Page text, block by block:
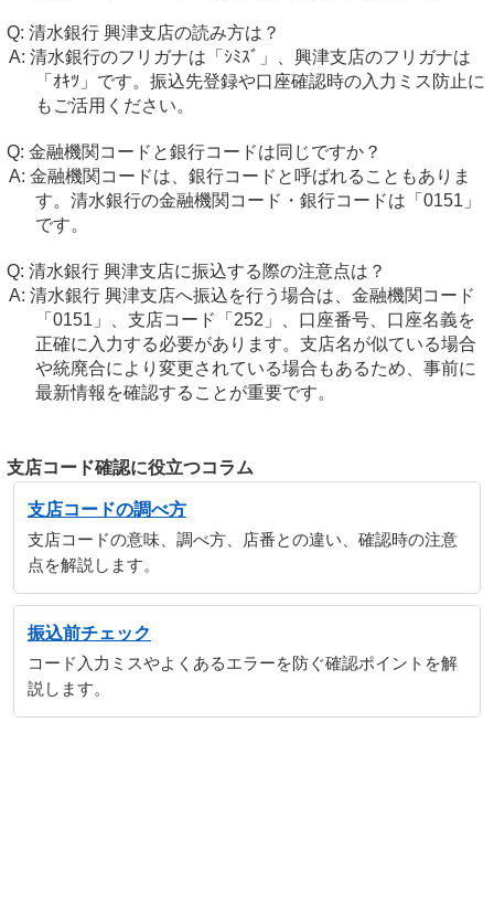
清水銀行 興津支店の読み方は？
清水銀行のフリガナは「ｼﾐｽﾞ」、興津支店のフリガナは
「ｵｷﾂ」です。振込先登録や口座確認時の入力ミス防止に
もご活用ください。
金融機関コードと銀行コードは同じですか？
金融機関コードは、銀行コードと呼ばれることもありま
す。清水銀行の金融機関コード・銀行コードは「0151」
です。
清水銀行 興津支店に振込する際の注意点は？
清水銀行 興津支店へ振込を行う場合は、金融機関コード
「0151」、支店コード「252」、口座番号、口座名義を
正確に入力する必要があります。支店名が似ている場合
や統廃合により変更されている場合もあるため、事前に
最新情報を確認することが重要です。
支店コード確認に役立つコラム
支店コードの調べ方
支店コードの意味、調べ方、店番との違い、確認時の注意
点を解説します。
振込前チェック
コード入力ミスやよくあるエラーを防ぐ確認ポイントを解
説します。